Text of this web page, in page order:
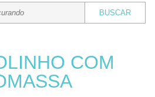
COM